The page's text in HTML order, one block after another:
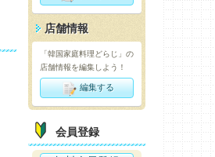
店舗情報
「韓国家庭料理どらじ」の
店舗情報を編集しよう！
編集する
会員登録